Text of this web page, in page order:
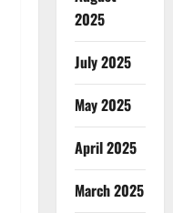
2025
July 2025
May 2025
April 2025
March 2025